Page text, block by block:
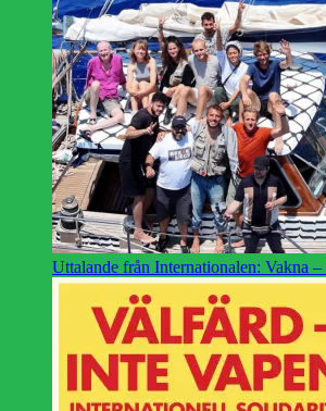
Uttalande från Internationalen: Vakna –